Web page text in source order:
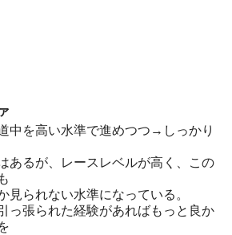
中を高い水準で進めつつ→しっかり
あるが、レースレベルが高く、この
見られない水準になっている。
っ張られた経験があればもっと良か